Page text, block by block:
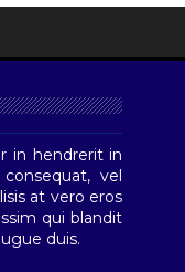
in hendrerit in
vel
at vero eros
qui blandit
duis.